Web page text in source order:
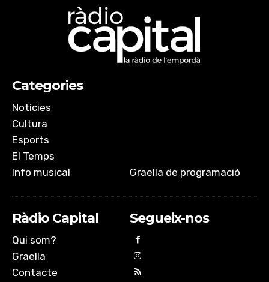
Categories
Notícies
Cultura
Esports
El Temps
Info musical
Graella de programació
Ràdio Capital
Qui som?
Graella
Contacte
Segueix-nos